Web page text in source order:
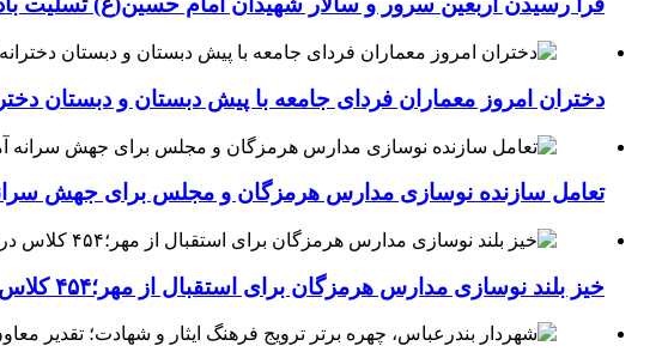
دختران امروز معماران فردای جامعه با پیش دبستان و دبستان
تعامل سازنده نوسازی مدارس هرمزگان و مجلس برای جهش سرانه آموزشی شرق
خیز بلند نوسازی مدارس هرمزگان برای استقبال از مهر؛۴۵۴ کلاس درس جدید به فضای آموزشی استان افزوده می‌شود